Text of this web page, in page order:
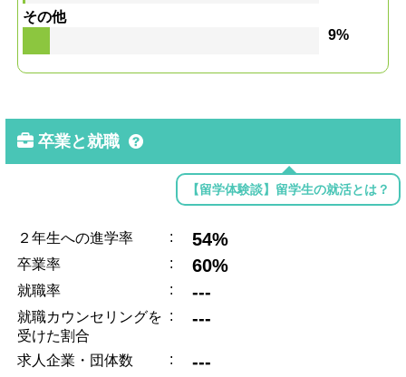
その他
9%
卒業と就職
【留学体験談】留学生の就活とは？
２年生への進学率 : 54%
卒業率 : 60%
就職率 : ---
就職カウンセリングを
受けた割合
: ---
求人企業・団体数 : ---